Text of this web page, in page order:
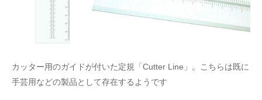
カッター用のガイドが付いた定規「Cutter Line」。こちらは既に
手芸用などの製品として存在するようです